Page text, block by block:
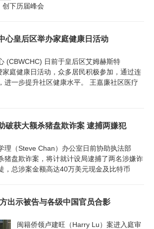
下历届峰会
心皇后区举办家庭健康日活动
(CBWCHC) 日前于皇后区艾姆赫斯特
庭健康日活动，众多居民积极参加，通过连
进一步提升社区健康水平。 王嘉廉社区医疗
破获大额杀猪盘欺诈案 逮捕两嫌犯
理（Steve Chan）办公室日前协助执法部
猪盘欺诈案，将计就计设局逮捕了两名涉嫌诈
，总涉案金额高达40万美元现金及比特币
出示被告与各级中国官员合影
闽籍侨领卢建旺（Harry Lu）案进入庭审